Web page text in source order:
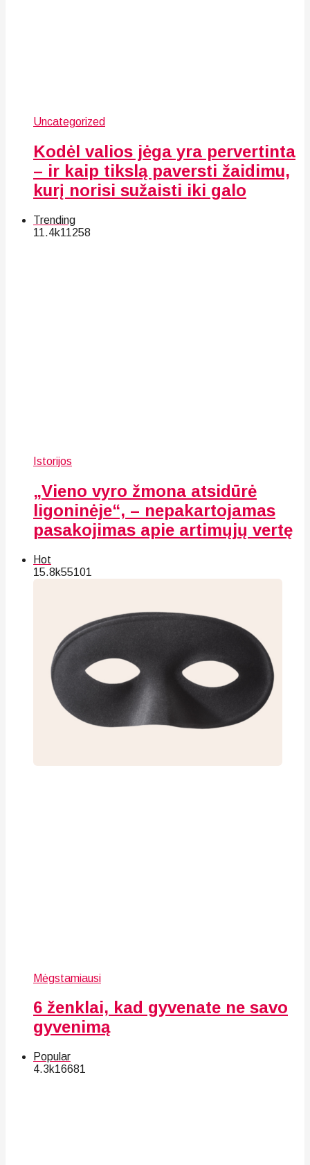
Uncategorized
Kodėl valios jėga yra pervertinta
– ir kaip tikslą paversti žaidimu,
kurį norisi sužaisti iki galo
Trending
11.4k11258
Istorijos
„Vieno vyro žmona atsidūrė
ligoninėje“, – nepakartojamas
pasakojimas apie artimųjų vertę
Hot
15.8k55101
Mėgstamiausi
6 ženklai, kad gyvenate ne savo
gyvenimą
Popular
4.3k16681